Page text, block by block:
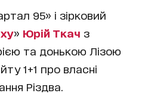
95» і зірковий
» Юрій Ткач з
та донькою Лізою
1+1 про власні
Різдва.